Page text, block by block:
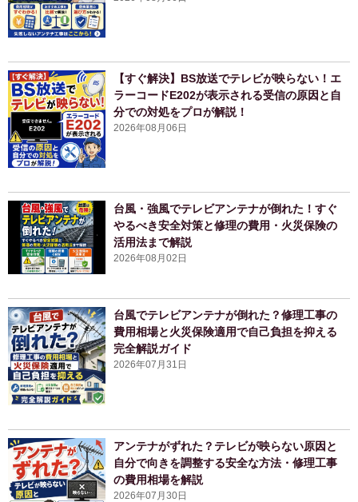
【すぐ解決】BS放送でテレビが映らない！エ
ラーコードE202が表示される受信の原因と自
分での対処をプロが解説！
2026年08月06日
台風・強風でテレビアンテナが倒れた！すぐ
やるべき安全対策と修理の費用・火災保険の
活用法まで解説
2026年08月02日
台風でテレビアンテナが倒れた？修理工事の
費用相場と火災保険適用で自己負担を抑える
完全解説ガイド
2026年07月31日
アンテナがずれた？テレビが映らない原因と
自分で向きを調整する安全な方法・修理工事
の費用相場を解説
2026年07月30日